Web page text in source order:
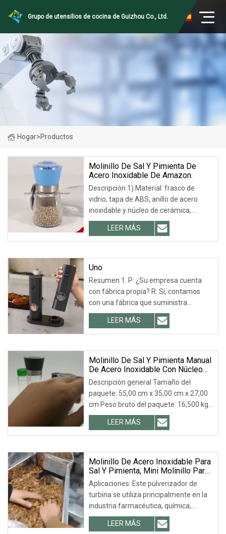
Grupo de utensilios de cocina de Guizhou Co., Ltd.
Hogar>Productos
Molinillo De Sal Y Pimienta De
Acero Inoxidable De Amazon.
Descripción 1) Material: frasco de
vidrio, tapa de ABS, anillo de acero
inoxidable y núcleo de cerámica,
mecanismo de cerámica de alta
resistencia: A, características: alta
dureza, resistente al desgaste,
LEER MÁS
Uno
Resumen 1. P: ¿Su empresa cuenta
con fábrica propia? R: Sí, contamos
con una fábrica que suministra
directamente todos nuestros
productos. Puede obtener más
información sobre nosotros en el perfil
bienvenida.
LEER MÁS
Molinillo De Sal Y Pimienta Manual
De Acero Inoxidable Con Núcleo
De Cerámica Ajustable, Venta Al
Por Mayor, Fabricante
Descripción general Tamaño del
paquete: 55,00 cm x 35,00 cm x 27,00
cm Peso bruto del paquete: 16,500 kg
P1. ¿Podemos obtener muestras
gratuitas? R1. Sí, de 1 a 5 muestras
son gratuitas. El flete corre a cargo del
a 5 días.
LEER MÁS
Molinillo De Acero Inoxidable Para
Sal Y Pimienta, Mini Molinillo Para
Maíz.
Aplicaciones: Este pulverizador de
turbina se utiliza principalmente en la
industria farmacéutica, química,
alimentaria (como: arroz, chile,
pimienta, aceite y trigo, soja, verduras)
LEER MÁS